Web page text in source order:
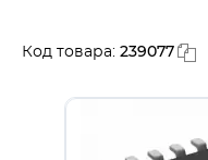
Код товара: 239077